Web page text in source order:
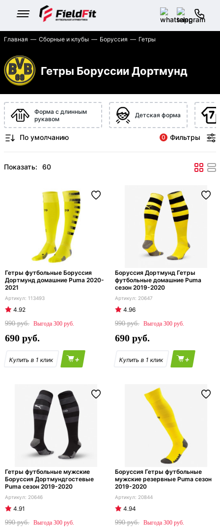
Главная Сборные и клубы Боруссия Гетры
Гетры Боруссии Дортмунд
Форма с длинным
рукавом
Детская форма
0 Фильтры
Показать:
Гетры футбольные Боруссия
Дортмунд домашние Puma 2020-
2021
113493
4.92
990
300
690
+
Боруссия Дортмунд Гетры
футбольные домашние Puma
сезон 2019-2020
20647
4.96
990
300
690
+
Гетры футбольные мужские
Боруссия Дортмундгостевые
Puma сезон 2019-2020
20646
4.91
990
300
Боруссия Гетры футбольные
мужские резервные Puma сезон
2019-2020
20844
4.94
990
300